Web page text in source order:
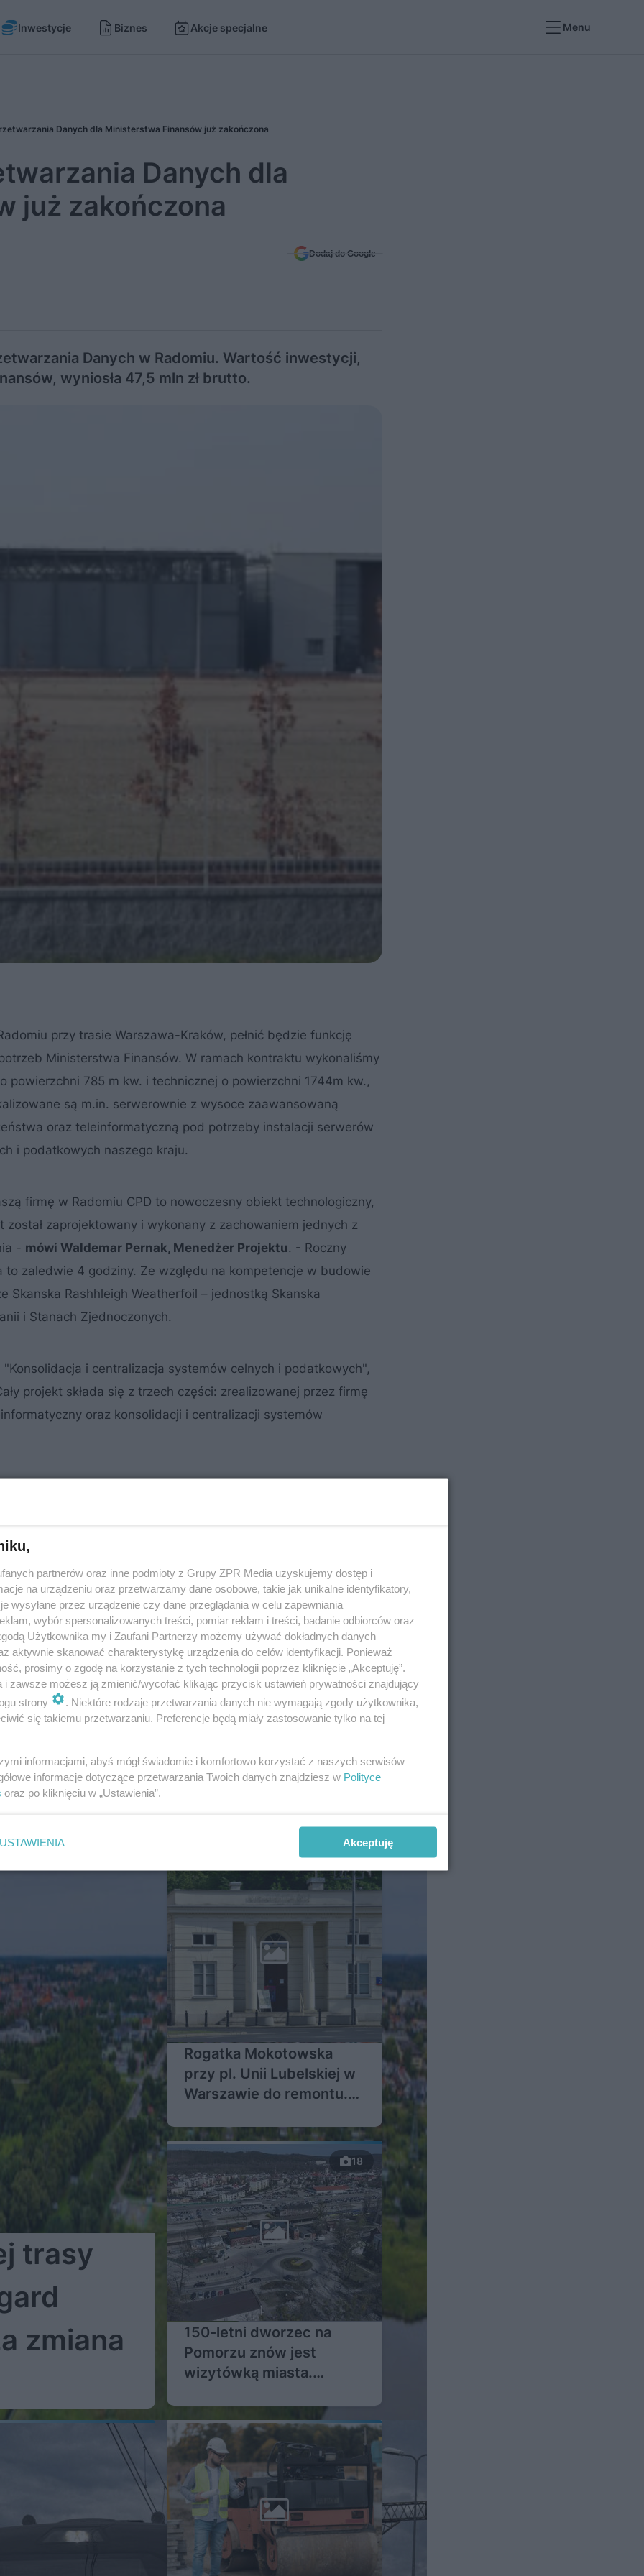
Inwestycje Biznes Akcje specjalne Menu
Danych dla Ministerstwa Finansów już zakończona
Danych dla
już zakończona
Dodaj do Google
Danych w Radomiu. Wartość inwestycji,
wyniosła 47,5 mln zł brutto.
przy trasie Warszawa-Kraków, pełnić będzie funkcję
Ministerstwa Finansów. W ramach kontraktu wykonaliśmy
powierzchni 785 m kw. i technicznej o powierzchni 1744m kw.,
są m.in. serwerownie z wysoce zaawansowaną
oraz teleinformatyczną pod potrzeby instalacji serwerów
i podatkowych naszego kraju.
firmę w Radomiu CPD to nowoczesny obiekt technologiczny,
zaprojektowany i wykonany z zachowaniem jednych z
- mówi Waldemar Pernak, Menedżer Projektu. - Roczny
to zaledwie 4 godziny. Ze względu na kompetencje w budowie
Skanska Rashhleigh Weatherfoil – jednostką Skanska
i Stanach Zjednoczonych.
i centralizacja systemów celnych i podatkowych",
projekt składa się z trzech części: zrealizowanej przez firmę
oraz konsolidacji i centralizacji systemów
w grudniu 2010 roku, natomiast pozostałe części projektu
ośrodka z pełną mocą obliczeniową nastąpi sukcesywnie wraz
trasy
zmiana
Rogatka Mokotowska
przy pl. Unii Lubelskiej w
Warszawie do remontu.
18
150-letni dworzec na
Pomorzu znów jest
wizytówką miasta.
partnerów oraz inne podmioty z Grupy ZPR Media uzyskujemy dostęp i
na urządzeniu oraz przetwarzamy dane osobowe, takie jak unikalne identyfikatory,
wysyłane przez urządzenie czy dane przeglądania w celu zapewniania
wybór spersonalizowanych treści, pomiar reklam i treści, badanie odbiorców oraz
Użytkownika my i Zaufani Partnerzy możemy używać dokładnych danych
aktywnie skanować charakterystykę urządzenia do celów identyfikacji. Ponieważ
prosimy o zgodę na korzystanie z tych technologii poprzez kliknięcie „Akceptuję”.
i zawsze możesz ją zmienić/wycofać klikając przycisk ustawień prywatności znajdujący
strony
. Niektóre rodzaje przetwarzania danych nie wymagają zgody użytkownika,
się takiemu przetwarzaniu. Preferencje będą miały zastosowanie tylko na tej
informacjami, abyś mógł świadomie i komfortowo korzystać z naszych serwisów
informacje dotyczące przetwarzania Twoich danych znajdziesz w Polityce
oraz po kliknięciu w „Ustawienia”.
USTAWIENIA Akceptuję